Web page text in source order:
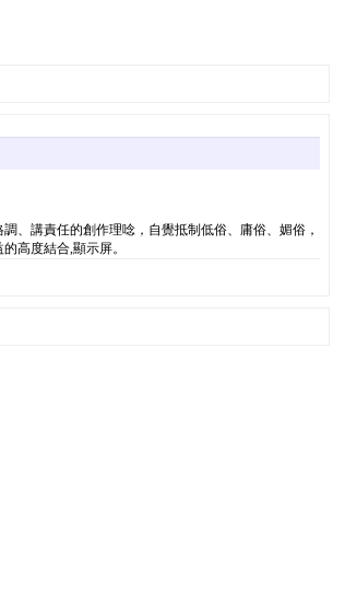
、講責任的創作理唸，自覺抵制低俗、庸俗、媚俗，
高度結合,顯示屏。